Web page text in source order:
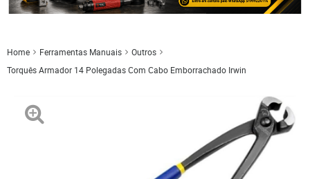
Home Ferramentas Manuais
Outros
Torquês Armador 14 Polegadas Com Cabo Emborrachado Irwin